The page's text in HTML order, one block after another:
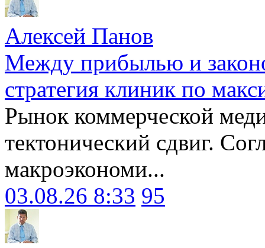
Алексей Панов
Между прибылью и
стратегия клиник по
Рынок коммерческой
тектонический сдвиг.
макроэкономи...
03.08.26 8:33 95